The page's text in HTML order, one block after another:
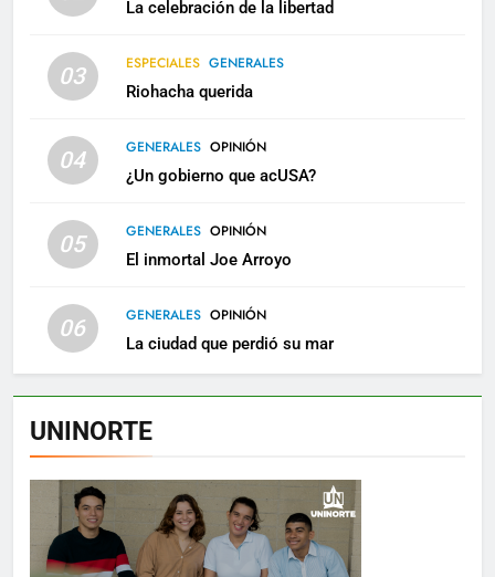
La celebración de la libertad
03 ESPECIALES GENERALES
Riohacha querida
04 GENERALES OPINIÓN
¿Un gobierno que acUSA?
05 GENERALES OPINIÓN
El inmortal Joe Arroyo
06 GENERALES OPINIÓN
La ciudad que perdió su mar
UNINORTE